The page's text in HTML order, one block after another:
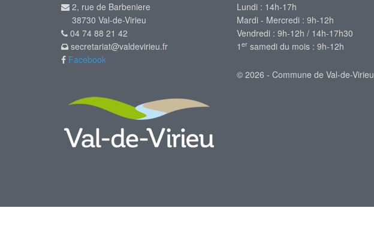
2, rue de Barbeniere
38730 Val-de-Virieu
04 74 88 21 42
secretariat@valdevirieu.fr
Facebook
Lundi : 14h-17h
Mardi - Mercredi : 9h-12h
Vendredi : 9h-12h / 14h-17h30
1 ersamedi du mois : 9h-12h
© 2026 - Commune de Val-de-Virieu